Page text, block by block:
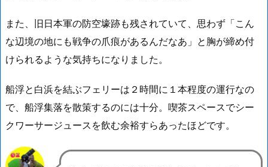
また、旧日本軍の防空壕跡も残されていて、思わず 「こん
な辺境の地にも戦争の爪痕があるんだなあ」 と胸が締め付
けられるような気持ちになりました。
船浮と白浜を結ぶフェリーは２時間に１本程度の運行なの
で、船浮集落を散策するのには十分。喫茶スペースでシー
クワーサージュースを飲む余裕すらあったほどです。